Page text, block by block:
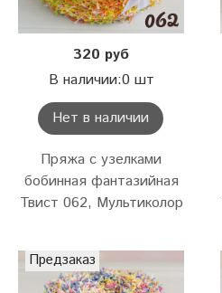
320 руб
В наличии:0 шт
Нет в наличии
Пряжа с узелками
бобинная фантазийная
Твист 062, Мультиколор
Предзаказ